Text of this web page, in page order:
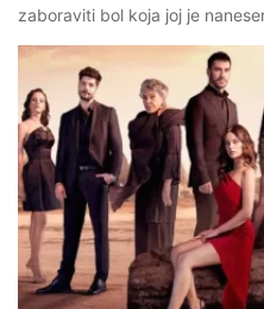
zaboraviti bol koja joj je